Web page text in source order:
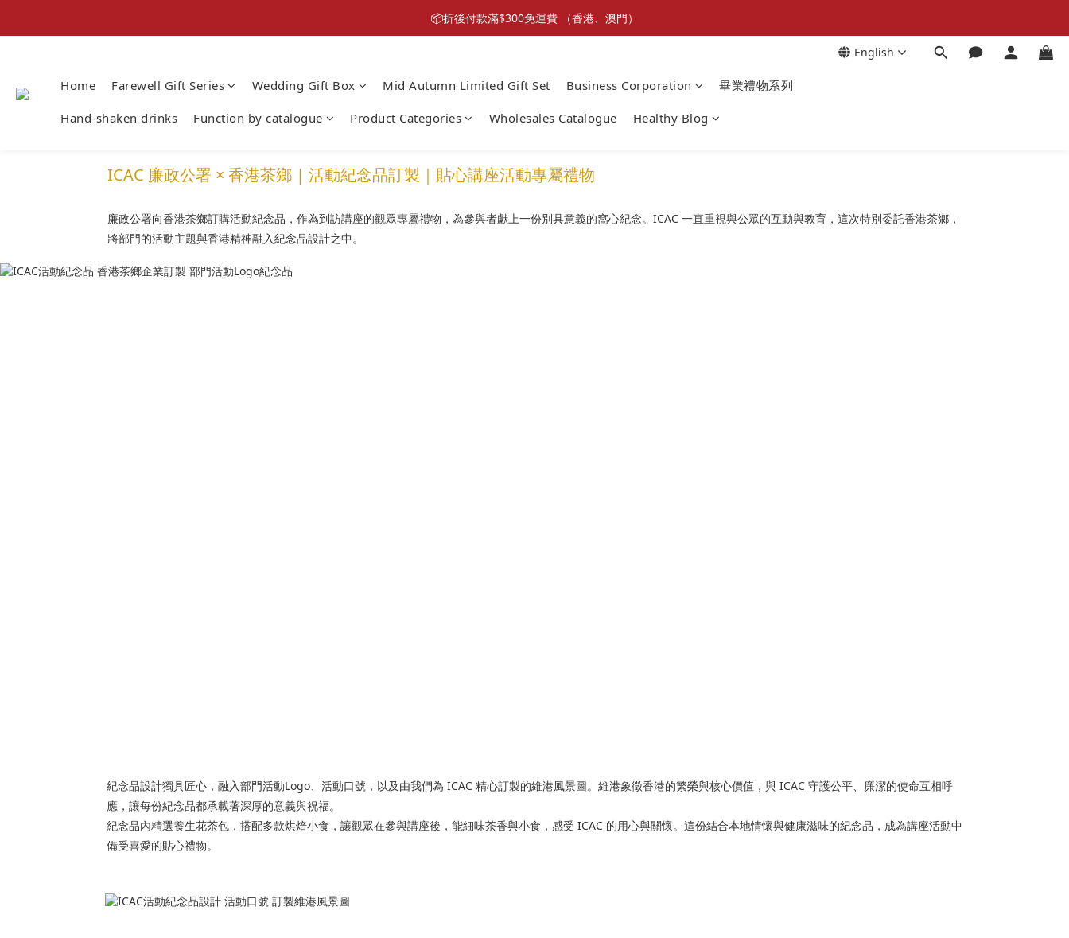
New Member Promotion $20 welcome coupon
📦折後付款滿$300免運費 （香港、澳門）
English
Home Farewell Gift Series Wedding Gift Box Mid Autumn Limited Gift Set Business Corporation 畢業禮物系列
Hand-shaken drinks Function by catalogue Product Categories Wholesales Catalogue Healthy Blog
ICAC 廉政公署 × 香港茶鄉 | 活動紀念品訂製｜貼心講座活動專屬禮物
廉政公署向香港茶鄉訂購活動紀念品，作為到訪講座的觀眾專屬禮物，為參與者獻上一份別具意義的窩心紀念。ICAC 一直重視與公眾的互動與教育，這次特別委託香港茶鄉，
將部門的活動主題與香港精神融入紀念品設計之中。
紀念品設計獨具匠心，融入部門活動Logo、活動口號，以及由我們為 ICAC 精心訂製的維港風景圖。維港象徵香港的繁榮與核心價值，與 ICAC 守護公平、廉潔的使命互相呼
應，讓每份紀念品都承載著深厚的意義與祝福。
紀念品內精選養生花茶包，搭配多款烘焙小食，讓觀眾在參與講座後，能細味茶香與小食，感受 ICAC 的用心與關懷。這份結合本地情懷與健康滋味的紀念品，成為講座活動中
備受喜愛的貼心禮物。